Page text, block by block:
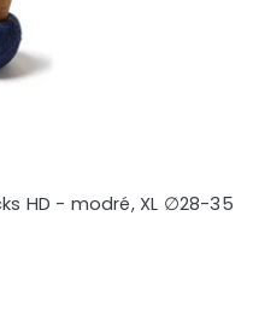
HD - modré, XL ∅28-35